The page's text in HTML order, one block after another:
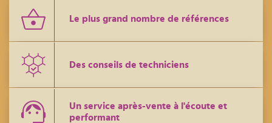
Le plus grand nombre de références
Des conseils de techniciens
Un service après-vente à l'écoute et
performant